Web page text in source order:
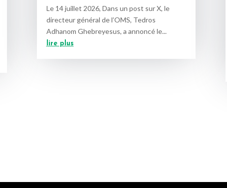
Le 14 juillet 2026, Dans un post sur X, le
directeur général de l’OMS, Tedros
Adhanom Ghebreyesus, a annoncé le...
lire plus